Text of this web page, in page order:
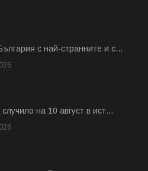
с най-странните и с...
на 10 август в ист...